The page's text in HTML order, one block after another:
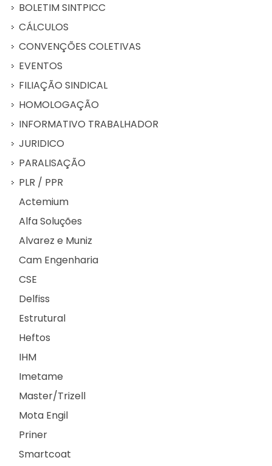
BOLETIM SINTPICC
CÁLCULOS
CONVENÇÕES COLETIVAS
EVENTOS
FILIAÇÃO SINDICAL
HOMOLOGAÇÃO
INFORMATIVO TRABALHADOR
JURIDICO
PARALISAÇÃO
PLR / PPR
Actemium
Alfa Soluções
Alvarez e Muniz
Cam Engenharia
CSE
Delfiss
Estrutural
Heftos
IHM
Imetame
Master/Trizell
Mota Engil
Priner
Smartcoat